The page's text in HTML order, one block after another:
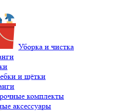
Уборка и чистка
и щётки
комплекты
аксессуары